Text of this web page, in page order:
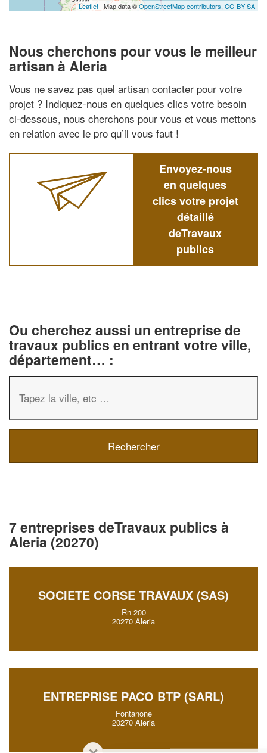
Leaflet | Map data ©OpenStreetMap contributors, CC-BY-SA
Nous cherchons pour vous le meilleur
artisan à Aleria
Vous ne savez pas quel artisan contacter pour votre
projet ? Indiquez-nous en quelques clics votre besoin
ci-dessous, nous cherchons pour vous et vous mettons
en relation avec le pro qu’il vous faut !
Envoyez-nous
en quelques
clics votre projet
détaillé
deTravaux
publics
Ou cherchez aussi un entreprise de
travaux publics en entrant votre ville,
département… :
7 entreprises deTravaux publics à
Aleria (20270)
SOCIETE CORSE TRAVAUX (SAS)
Rn 200
20270 Aleria
ENTREPRISE PACO BTP (SARL)
Fontanone
20270 Aleria